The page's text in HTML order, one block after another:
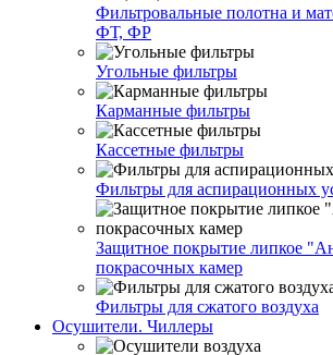
Фильтровальные полотна и
ФТ, ФР
Угольные фильтры
Карманные фильтры
Кассетные фильтры
Фильтры для аспирационных
Защитное покрытие липкое
покрасочных камер
Фильтры для сжатого воздуха
Осушители. Чиллеры